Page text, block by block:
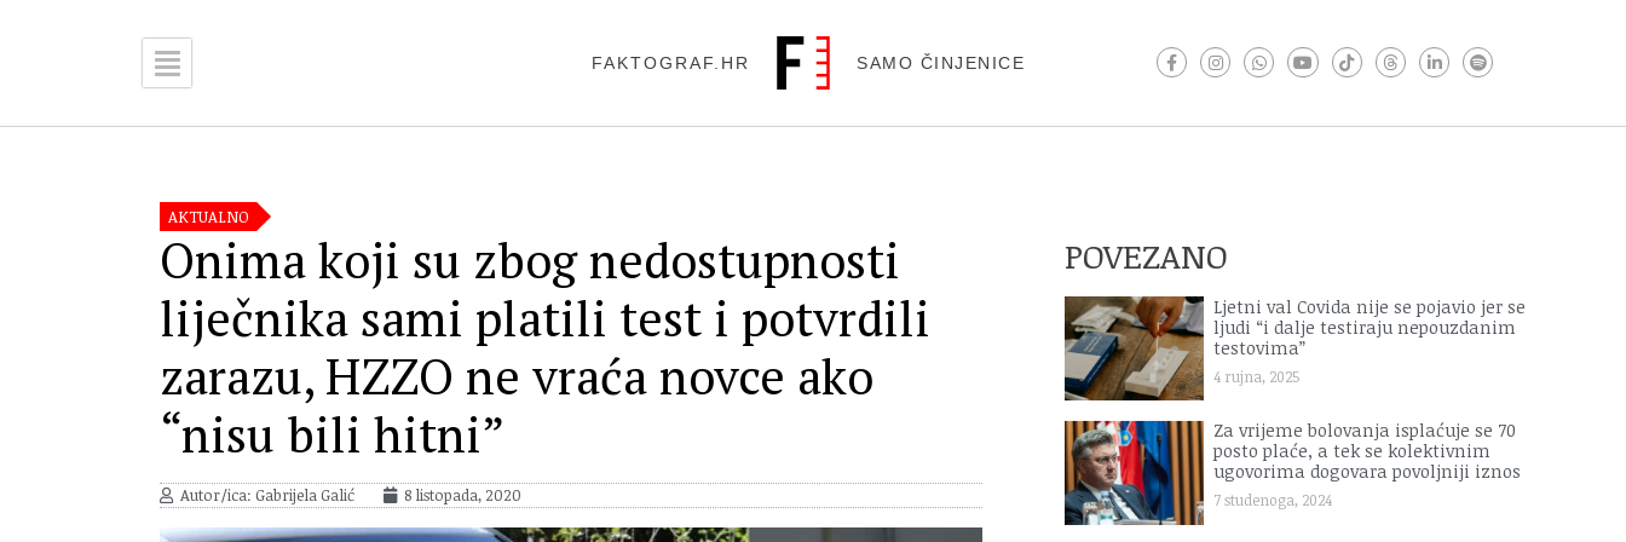
FAKTOGRAF.HR SAMO ČINJENICE
AKTUALNO
Onima koji su zbog nedostupnosti
liječnika sami platili test i potvrdili
zarazu, HZZO ne vraća novce ako
“nisu bili hitni”
Autor/ica: Gabrijela Galić 8 listopada, 2020
POVEZANO
Ljetni val Covida nije se pojavio jer se
ljudi “i dalje testiraju nepouzdanim
testovima”
4 rujna, 2025
Za vrijeme bolovanja isplaćuje se 70
posto plaće, a tek se kolektivnim
ugovorima dogovara povoljniji iznos
7 studenoga, 2024